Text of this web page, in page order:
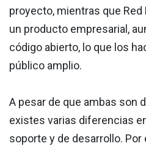
proyecto, mientras que
un producto empresarial,
código abierto, lo que los
público amplio.
A pesar de que ambas son
existes varias diferencias
soporte y de desarrollo.